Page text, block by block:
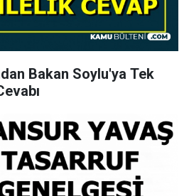
Bakan Soylu'ya Tek